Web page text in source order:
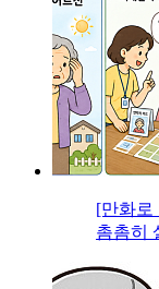
[만화로
촘촘히